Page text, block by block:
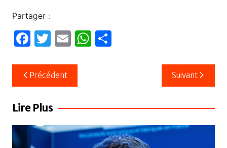
Partager :
F
c
e
b
o
T
itt
er
E
ail
W
A
p
P
er
Navigation
de
l’article
Précédent Suivant
Lire Plus